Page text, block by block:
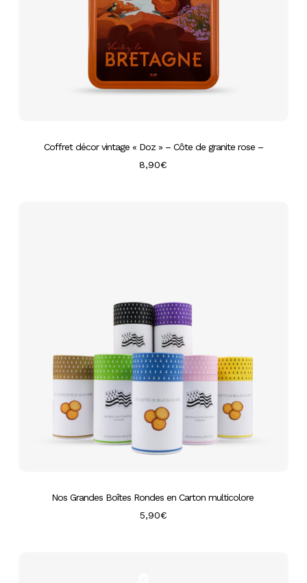
Coffret décor vintage « Doz » – Côte de granite rose –
8,90€
Nos Grandes Boîtes Rondes en Carton multicolore
5,90€